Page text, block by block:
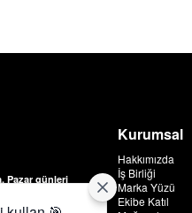
Pazar günleri
Kurumsal
Hakkımızda
İş Birliği
Marka Yüzü
Ekibe Katıl